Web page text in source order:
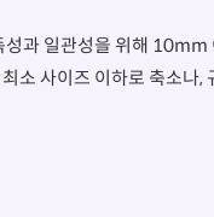
과 일관성을 위해 10mm
최소 사이즈 이하로 축소나,